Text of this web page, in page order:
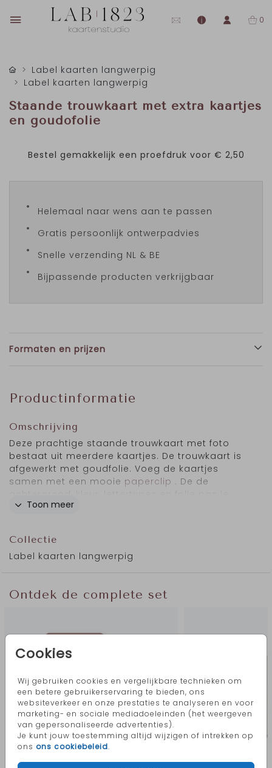
0
Cookies
Wij gebruiken cookies en vergelijkbare technieken om
een betere gebruikerservaring te bieden, ons
websiteverkeer en onze prestaties te analyseren en voor
marketing- en sociale mediadoeleinden (het weergeven
van gepersonaliseerde advertenties).
Je kunt jouw toestemming altijd wijzigen of intrekken op
ons ons cookiebeleid.
Label kaarten langwerpig
Label kaarten langwerpig
Staande trouwkaart met extra kaartjes
en goudofolie
Bestel gemakkelijk een proefdruk voor € 2,50
Helemaal naar wens aan te passen
Gratis persoonlijk ontwerpadvies
Snelle verzending NL & BE
Bijpassende producten verkrijgbaar
Formaten en prijzen
Productinformatie
Omschrijving
Deze prachtige staande trouwkaart met foto
bestaat uit meerdere kaartjes. De trouwkaart is
afgewerkt met goudfolie. Voeg de kaartjes
samen met een mooie paperclip . De de
naar wens aan. Het formaat van de trouwkaart
Toon meer
Collectie
Label kaarten langwerpig
Ontdek de complete set